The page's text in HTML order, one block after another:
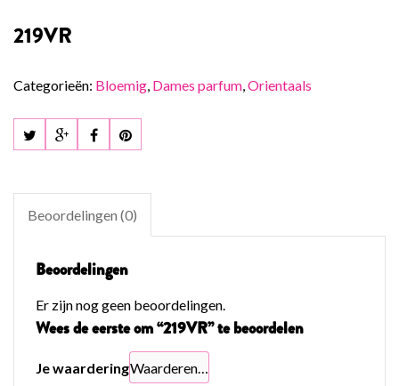
219VR
Categorieën: Bloemig, Dames parfum,Orientaals
Beoordelingen (0)
Beoordelingen
Er zijn nog geen beoordelingen.
Wees de eerste om “219VR” te beoordelen
Je waardering